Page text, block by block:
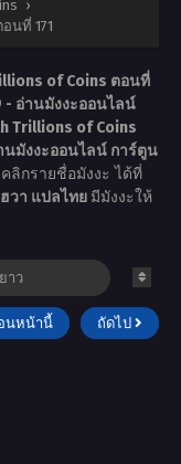
›
นที่ 171
of Coins ตอนที่
- อ่านมังงะออนไลน์
Trillions of Coins
นมังงะออนไลน์ การ์ตูน
ลิกรายชื่อมังงะ ได้ที่
วา แปลไทย มีมังงะให้
นหน้านี้ ถัดไป